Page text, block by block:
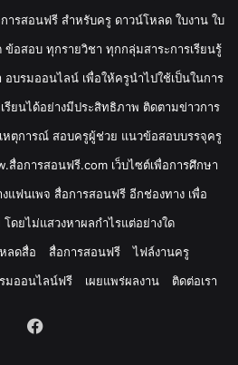
รสอนฟรี สำหรับครู ดาวน์โหลด ใบงาน ใบ
อสอบ ทุกรายวิชา ทุกกลุ่มสาระการเรียนรู้
บรมออนไลน์ เพื่อให้ครูนำไปใช้เป็นในการ
รียนได้อย่างมีประสิทธิภาพ ติดตามข่าวการ
หตุการณ์ สอบครูผู้ช่วย แนวข้อสอบบรรจุครู
อการสอนฟรี.com เว็บไซต์เพื่อการศึกษา
แฟนเพจ สื่อการสอนฟรี อีกช่องทาง เพื่อ
ดยไม่แสวงหาผลกำไรแต่อย่างใด
ลดสื่อ สื่อการสอนฟรี
ไฟล์งานครู
มออนไลน์ฟรี เผยแพร่ผลงาน ติดต่อเรา
Facebook